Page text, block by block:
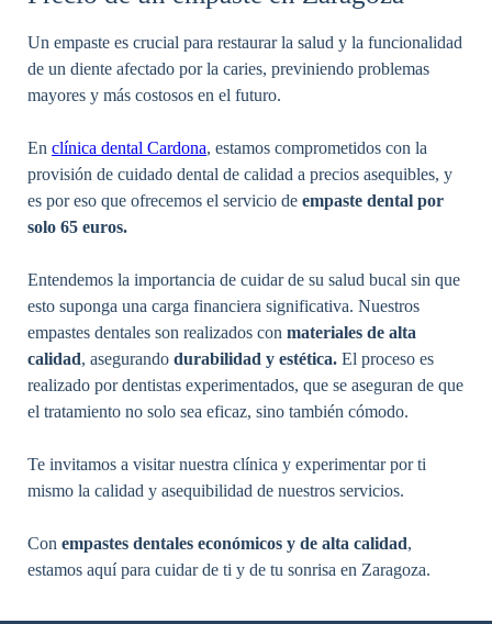
Un empaste es crucial para restaurar la salud y la funcionalidad
de un diente afectado por la caries, previniendo problemas
mayores y más costosos en el futuro.
En clínica dental Cardona, estamos comprometidos con la
provisión de cuidado dental de calidad a precios asequibles, y
es por eso que ofrecemos el servicio de empaste dental por
solo 65 euros.
Entendemos la importancia de cuidar de su salud bucal sin que
esto suponga una carga financiera significativa. Nuestros
empastes dentales son realizados con materiales de alta
calidad, asegurando durabilidad y estética. El proceso es
realizado por dentistas experimentados, que se aseguran de que
el tratamiento no solo sea eficaz, sino también cómodo.
Te invitamos a visitar nuestra clínica y experimentar por ti
mismo la calidad y asequibilidad de nuestros servicios.
Con empastes dentales económicos y de alta calidad,
estamos aquí para cuidar de ti y de tu sonrisa en Zaragoza.